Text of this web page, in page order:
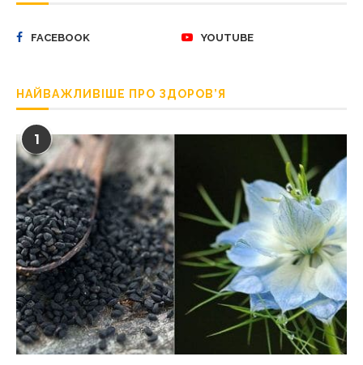
FACEBOOK YOUTUBE
НАЙВАЖЛИВІШЕ ПРО ЗДОРОВ’Я
1